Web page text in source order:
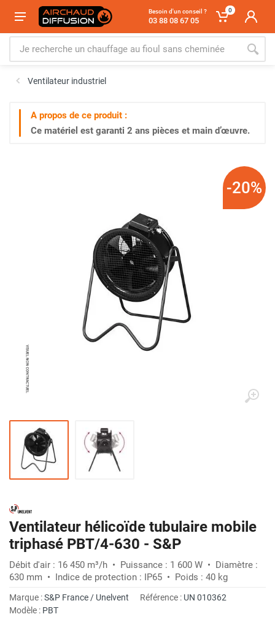
Besoin d'un conseil ?
03 88 08 67 05
0
Ventilateur industriel
A propos de ce produit :
Ce matériel est garanti 2 ans pièces et main d’œuvre.
-20%
Ventilateur hélicoïde tubulaire mobile
triphasé PBT/4-630 - S&P
Débit d'air : 16 450 m³/h • Puissance : 1 600 W • Diamètre :
630 mm • Indice de protection : IP65 • Poids : 40 kg
Marque :S&P France / Unelvent Référence : UN 010362
Modèle : PBT